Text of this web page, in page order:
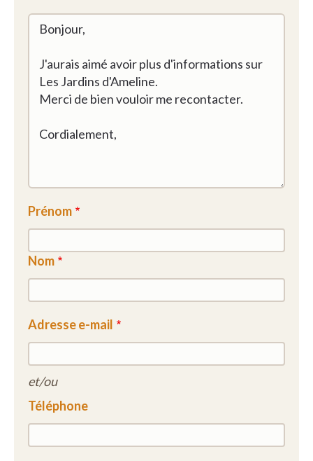
Prénom
Nom
Adresse e-mail
et/ou
Téléphone